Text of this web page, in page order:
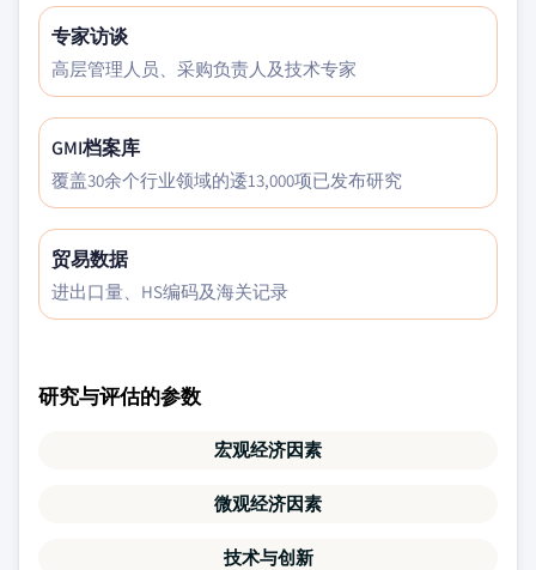
专家访谈
高层管理人员、采购负责人及技术专家
GMI档案库
覆盖30余个行业领域的逶13,000项已发布研究
贸易数据
进出口量、HS编码及海关记录
研究与评估的参数
宏观经济因素
微观经济因素
技术与创新